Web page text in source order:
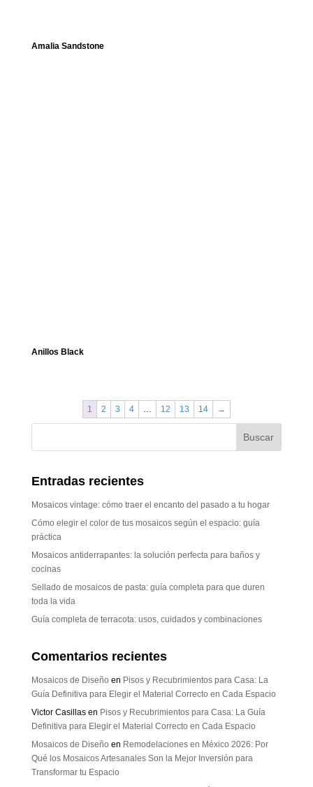
Amalia Sandstone
Anillos Black
1 2 3 4 … 12 13 14 →
Entradas recientes
Mosaicos vintage: cómo traer el encanto del pasado a tu hogar
Cómo elegir el color de tus mosaicos según el espacio: guía
práctica
Mosaicos antiderrapantes: la solución perfecta para baños y
cocinas
Sellado de mosaicos de pasta: guía completa para que duren
toda la vida
Guía completa de terracota: usos, cuidados y combinaciones
Comentarios recientes
Mosaicos de Diseño en Pisos y Recubrimientos para Casa: La
Guía Definitiva para Elegir el Material Correcto en Cada Espacio
Victor Casillasen Pisos y Recubrimientos para Casa: La Guía
Definitiva para Elegir el Material Correcto en Cada Espacio
Mosaicos de Diseño en Remodelaciones en México 2026: Por
Qué los Mosaicos Artesanales Son la Mejor Inversión para
Transformar tu Espacio